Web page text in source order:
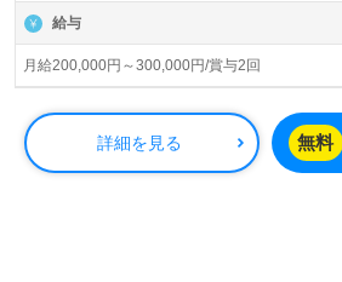
様が一体となってより良い医療』を目
看護助手や介護職経験のある方をお迎
勤務経験は問いません。手厚いOJT/
からのあたたかなサポート、スムー
働きやすい環境づくり、食事代補助制
給与
月給200,000円～300,000円/賞与2回
詳細を見る 無料